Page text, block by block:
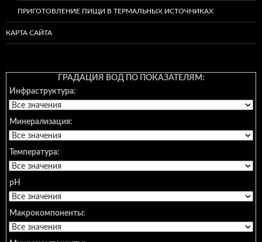
ПРИГОТОВЛЕНИЕ ПИЩИ В ТЕРМАЛЬНЫХ ИСТОЧНИКАХ
КАРТА САЙТА
ГРАДАЦИЯ ВОД ПО ПОКАЗАТЕЛЯМ:
Инфраструктура:
Минерализация:
Температура:
pH
Макрокомпоненты: